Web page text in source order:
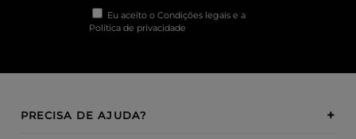
Eu aceito o Condições legais e a
Política de privacidade
PRECISA DE AJUDA?